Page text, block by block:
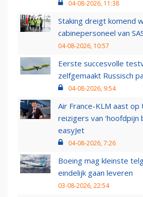
04-08-2026, 11:38
Staking dreigt komend
cabinepersoneel van
04-08-2026, 10:57
Eerste succesvolle
zelfgemaakt Russisch
04-08-2026, 9:54
Air France-KLM aast op
reizigers van ‘hoofdpijn
easyJet
04-08-2026, 7:26
Boeing mag kleinste
eindelijk gaan leveren
03-08-2026, 22:54